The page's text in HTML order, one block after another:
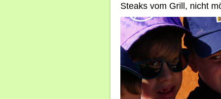
Steaks vom Grill, nicht